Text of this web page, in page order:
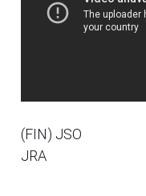
(FIN) JSO
JRA